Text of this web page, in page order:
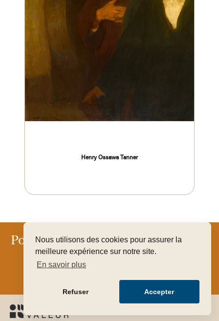
Nous utilisons des cookies pour assurer la
meilleure expérience sur notre site.
En savoir plus
Refuser Accepter
Henry Ossawa Tanner
Pour que votre art trouve sa juste
valeur